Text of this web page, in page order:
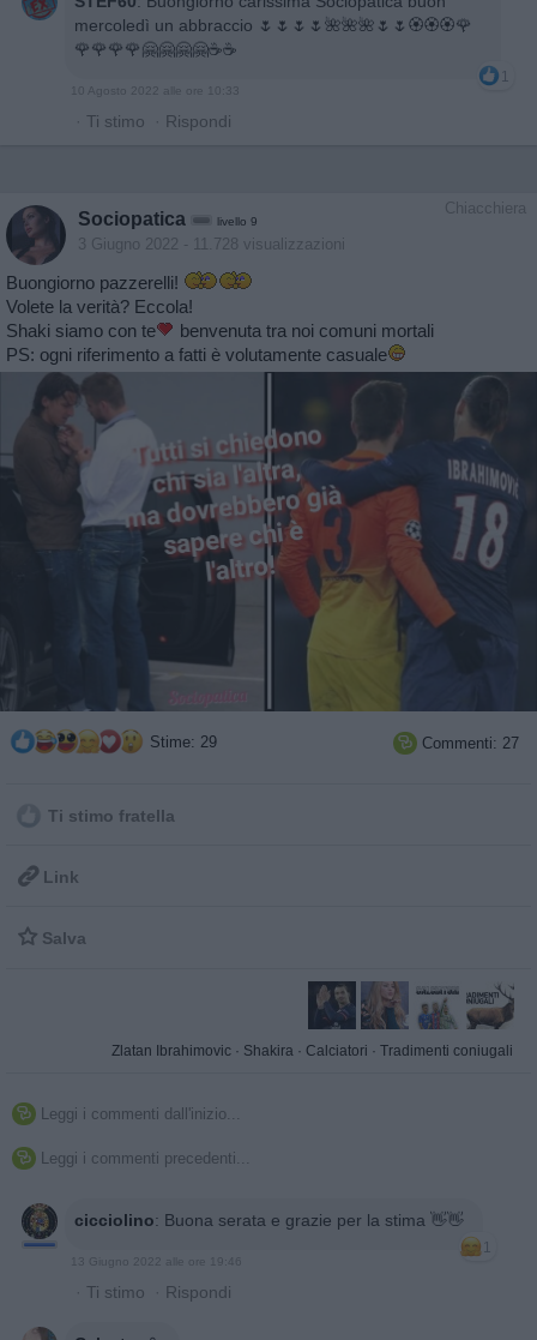
mercoledì un abbraccio 🌷🌷🌷🌷🌺🌺🌺🌷🌷🏵️🏵️🏵️🌹
🌹🌹🌹🌹🤗🤗🤗🤗☕☕
1
10 Agosto 2022 alle ore 10:33
· Ti stimo · Rispondi
Chiacchiera
Sociopatica livello 9
3 Giugno 2022 - 11.728 visualizzazioni
Buongiorno pazzerelli!
Volete la verità? Eccola!
Shaki siamo con te
benvenuta tra noi comuni mortali
PS: ogni riferimento a fatti è volutamente casuale
Stime: 29  Commenti: 27
Ti stimo fratella
 Link
 Salva
Zlatan Ibrahimovic · Shakira · Calciatori · Tradimenti coniugali
 Leggi i commenti dall'inizio...
 Leggi i commenti precedenti...
cicciolino: Buona serata e grazie per la stima 👋👋
1
13 Giugno 2022 alle ore 19:46
· Ti stimo · Rispondi